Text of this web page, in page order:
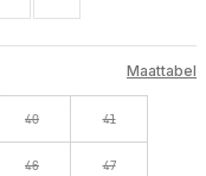
Maattabel
40 41
46 47